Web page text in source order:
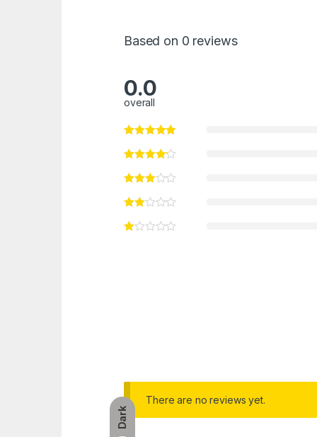
Dark
Based on 0 reviews
0.0
overall
There are no reviews yet.